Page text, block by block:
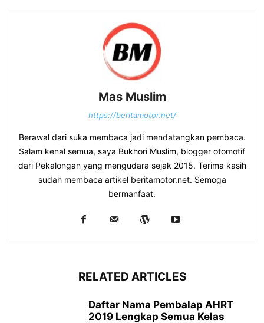
Mas Muslim
https://beritamotor.net/
Berawal dari suka membaca jadi mendatangkan pembaca.
Salam kenal semua, saya Bukhori Muslim, blogger otomotif
dari Pekalongan yang mengudara sejak 2015. Terima kasih
sudah membaca artikel beritamotor.net. Semoga
bermanfaat.
RELATED ARTICLES
Daftar Nama Pembalap AHRT
2019 Lengkap Semua Kelas